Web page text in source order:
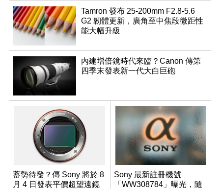
Tamron 發布 25-200mm F2.8-5.6
G2 韌體更新，廣角至中焦段微距性
能大幅升級
內建增倍鏡時代來臨？Canon 傳第
四季末發表新一代大白巨砲
蓄勢待發？傳 Sony 將於 8
月 4 日發表平價超望遠鏡
Sony 最新註冊機號
「WW308784」曝光，隨